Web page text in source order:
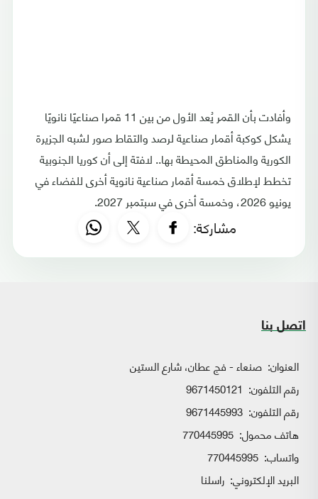
وأفادت بأن القمر يُعد الأول من بين 11 قمرا صناعيًا نانويًا
يشكل كوكبة أقمار صناعية لرصد والتقاط صور لشبه الجزيرة
الكورية والمناطق المحيطة بها.. لافتة إلى أن كوريا الجنوبية
تخطط لإطلاق خمسة أقمار صناعية نانوية أخرى للفضاء في
يونيو 2026، وخمسة أخرى في سبتمبر 2027.
مشاركة:
اتصل بنا
العنوان: صنعاء - فج عطان، شارع الستين
رقم التلفون: 9671450121
رقم التلفون: 9671445993
هاتف محمول: 770445995
واتساب:
البريد الإلكتروني: راسلنا